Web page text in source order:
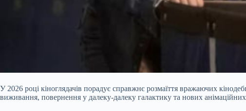
У 2026 році кіноглядачів порадує справжнє розмаїття вражаючих
виживання, повернення у далеку-далеку галактику та нових